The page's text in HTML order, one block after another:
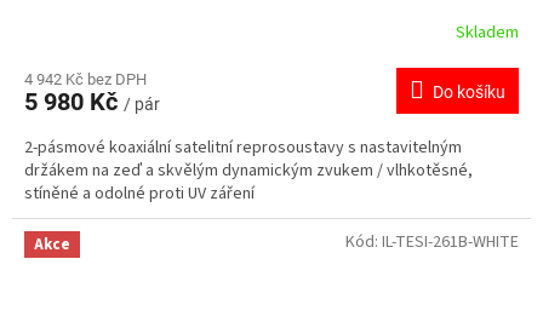
R
M
A
Skladem
4 942 Kč bez DPH
5 980 Kč / pár
Do košíku
2-pásmové koaxiální satelitní reprosoustavy s nastavitelným
držákem na zeď a skvělým dynamickým zvukem / vlhkotěsné,
stíněné a odolné proti UV záření
Akce Kód: IL-TESI-261B-WHITE